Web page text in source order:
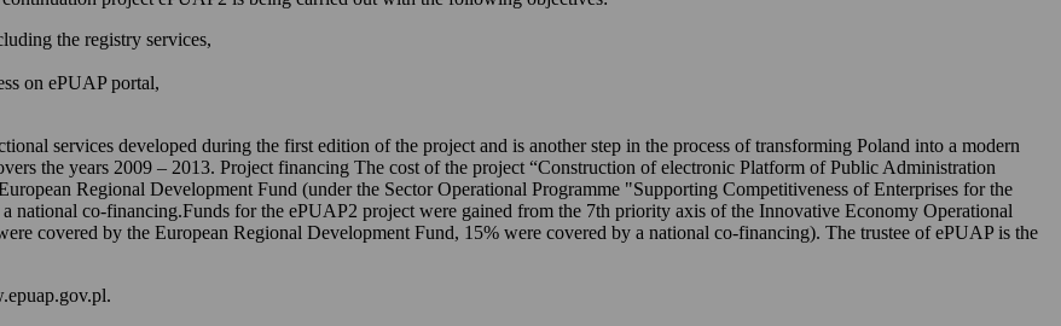
na ePUAP-ie,
udostępnionych na ePUAP-ie i w serwisie mObywatel.gov.pl,
za pomocą formularzy elektronicznych udostępnionych na ePUAP-ie,
doręczanej przez podmioty publiczne.
stanowią:
Europejskiego i Rady (UE) 2016/679 z dnia 27 kwietnia 2016 r. w sprawie ochrony osób
danych osobowych i w sprawie swobodnego przepływu takich danych oraz
2005 r. o informatyzacji działalności podmiotów realizujących zadania publiczne
the registry services,
on ePUAP portal,
services developed during the first edition of the project and is another step in the process of transforming Poland into a modern
the years 2009 – 2013. Project financing The cost of the project “Construction of electronic Platform of Public Administration
Regional Development Fund (under the Sector Operational Programme "Supporting Competitiveness of Enterprises for the
national co-financing.Funds for the ePUAP2 project were gained from the 7th priority axis of the Innovative Economy Operational
covered by the European Regional Development Fund, 15% were covered by a national co-financing). The trustee of ePUAP is the